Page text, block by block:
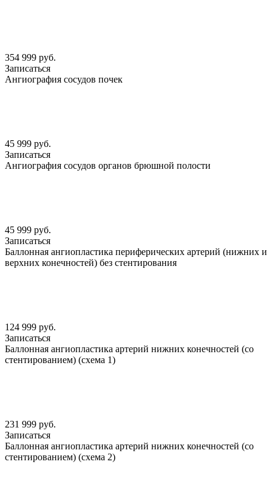
354 999 руб.
Записаться
Ангиография сосудов почек
45 999 руб.
Записаться
Ангиография сосудов органов брюшной полости
45 999 руб.
Записаться
Баллонная ангиопластика периферических артерий (нижних и
верхних конечностей) без стентирования
124 999 руб.
Записаться
Баллонная ангиопластика артерий нижних конечностей (со
стентированием) (схема 1)
231 999 руб.
Записаться
Баллонная ангиопластика артерий нижних конечностей (со
стентированием) (схема 2)